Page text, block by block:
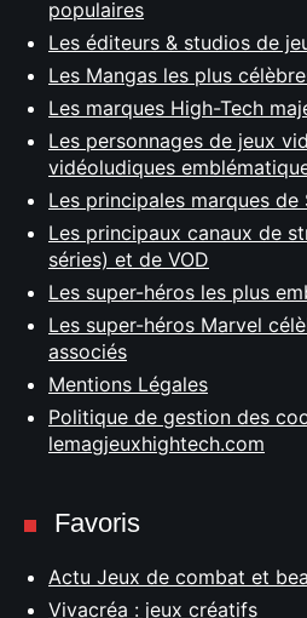
populaires
Les éditeurs & studios de
Les Mangas les plus
Les marques High-Tech
Les personnages de jeux
vidéoludiques
Les principales marques de
Les principaux canaux de
séries) et de VOD
Les super-héros les plus
Les super-héros Marvel
associés
Mentions Légales
Politique de gestion des
lemagjeuxhightech.com
Favoris
Actu Jeux de combat et
Vivacréa : jeux créatifs